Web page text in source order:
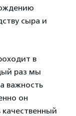
сыра и
в
раз мы
важность
он